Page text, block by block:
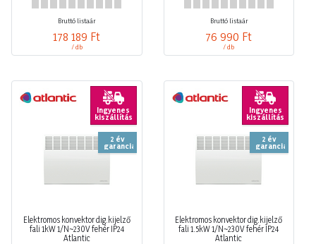
Bruttó listaár
178 189 Ft
/ db
Bruttó listaár
76 990 Ft
/ db
Ingyenes
kiszállítás
2 év
garancia
Elektromos konvektor dig.kijelző
fali 1kW 1/N~230V fehér IP24
Atlantic
Ingyenes
kiszállítás
2 év
garancia
Elektromos konvektor dig.kijelző
fali 1.5kW 1/N~230V fehér IP24
Atlantic